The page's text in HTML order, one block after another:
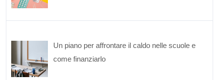
Un piano per affrontare il caldo nelle scuole e
come finanziarlo